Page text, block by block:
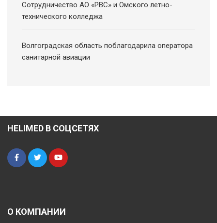
Сотрудничество АО «РВС» и Омского летно-
технического колледжа
Волгоградская область поблагодарила оператора
санитарной авиации
HELIMED В СОЦСЕТЯХ
О КОМПАНИИ